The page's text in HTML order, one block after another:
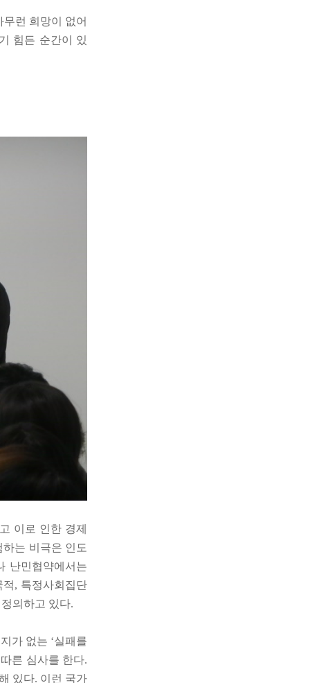
런 희망이 없어
힘든 순간이 있
이로 인한 경제
는 비극은 인도
난민협약에서는
, 특정사회집단
의하고 있다.
가 없는 ‘실패를
른 심사를 한다.
있다. 이런 국가